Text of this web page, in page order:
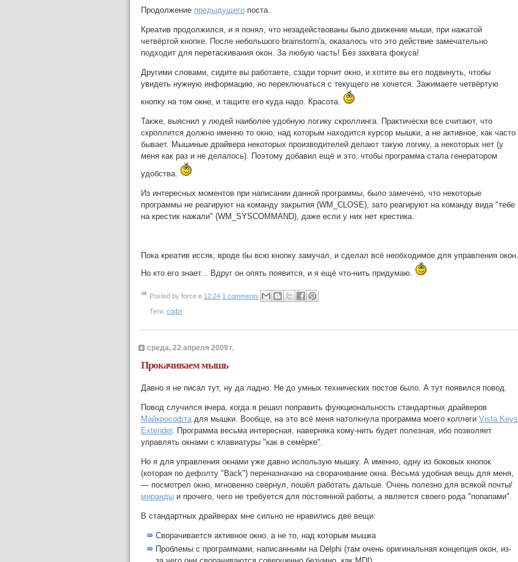
Продолжение предыдущего поста.
Креатив продолжился, и я понял, что незадействованы было движение мыши, при нажатой
четвёртой кнопке. После небольшого brainstorm'а, оказалось что это действие замечательно
подходит для перетаскивания окон. За любую часть! Без захвата фокуса!
Другими словами, сидите вы работаете, сзади торчит окно, и хотите вы его подвинуть, чтобы
увидеть нужную информацию, но переключаться с текущего не хочется. Зажимаете четвёртую
кнопку на том окне, и тащите его куда надо. Красота.
Также, выяснил у людей наиболее удобную логику скроллинга. Практически все считают, что
скроллится должно именно то окно, над которым находится курсор мышки, а не активное, как часто
бывает. Мышиные драйвера некоторых производителей делают такую логику, а некоторых нет (у
меня как раз и не делалось). Поэтому добавил ещё и это, чтобы программа стала генератором
удобства.
Из интересных моментов при написании данной программы, было замечено, что некоторые
программы не реагируют на команду закрытия (WM_CLOSE), зато реагируют на команду вида "тебе
на крестик нажали" (WM_SYSCOMMAND), даже если у них нет крестика.
Пока креатив иссяк, вроде бы всю кнопку замучал, и сделал всё необходимое для управления окон.
Но кто его знает... Вдруг он опять появится, и я ещё что-нить придумаю.
Posted by force в 12:24 1 comments
Теги: софт
среда, 22 апреля 2009 г.
Прокачиваем мышь
Давно я не писал тут, ну да ладно. Не до умных технических постов было. А тут появился повод.
Повод случился вчера, когда я решил поправить функциональность стандартных драйверов
Майкрософтадля мышки. Вообще, на это всё меня натолкнула программа моего коллеги Vista Keys
Extender. Программа весьма интересная, наверняка кому-нить будет полезная, ибо позволяет
управлять окнами с клавиатуры "как в семёрке".
Но я для управления окнами уже давно использую мышку. А именно, одну из боковых кнопок
(которая по дефолту "Back") переназначаю на сворачивание окна. Весьма удобная вещь для меня,
— посмотрел окно, мгновенно свернул, пошёл работать дальше. Очень полезно для всякой почты/
миранды и прочего, чего не требуется для постоянной работы, а является своего рода "попапами".
В стандартных драйверах мне сильно не нравились две вещи:
Сворачивается активное окно, а не то, над которым мышка
Проблемы с программами, написанными на Delphi (там очень оригинальная концепция окон, из-